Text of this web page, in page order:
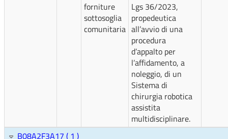
forniture
sottosoglia
comunitaria
Lgs 36/2023,
propedeutica
all’avvio di una
procedura
d’appalto per
l’affidamento, a
noleggio, di un
Sistema di
chirurgia robotica
assistita
multidisciplinare.
B08A2F3A17 ( 1 )